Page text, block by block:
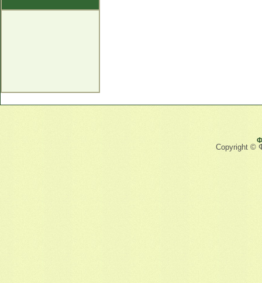
Copyright ©